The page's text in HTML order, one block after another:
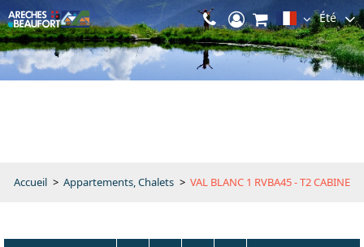
Été
Accueil > Appartements, Chalets > VAL BLANC 1 RVBA45 - T2 CABINE